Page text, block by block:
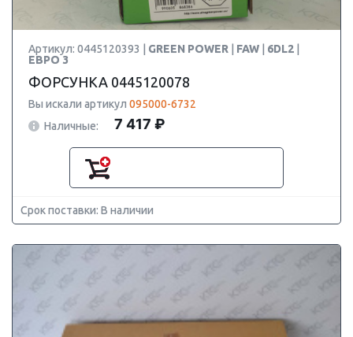
Артикул: 0445120393 | GREEN POWER FAW 6DL2
ЕВРО 3
ФОРСУНКА 0445120078
Вы искали артикул 095000-6732
Наличные:
7 417 ₽
Срок поставки: В наличии